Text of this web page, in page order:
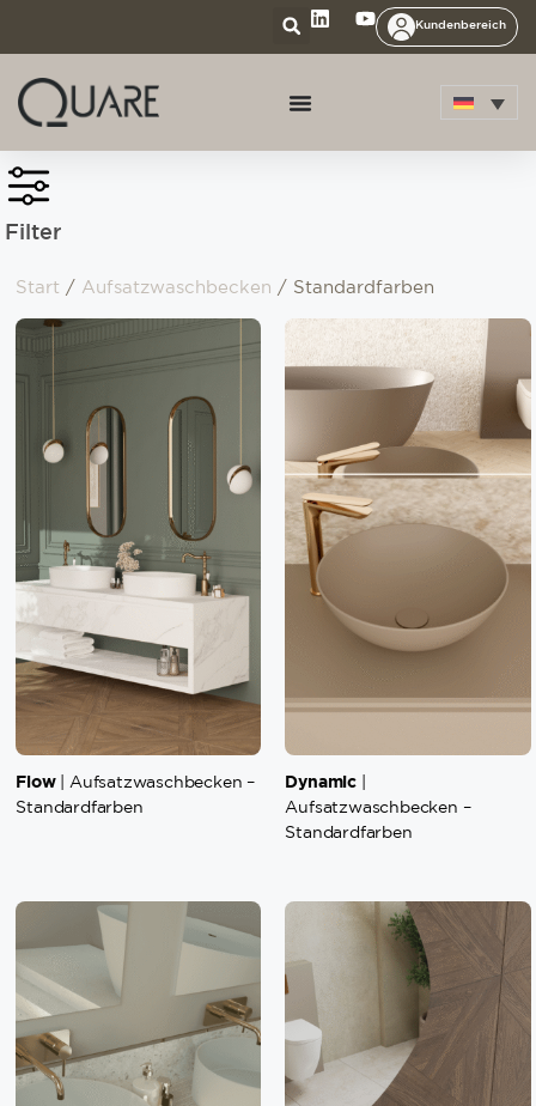
Kundenbereich
Filter
Start / Aufsatzwaschbecken / Standardfarben
Flow| Aufsatzwaschbecken –
Standardfarben
Dynamic
Aufsatzwaschbecken –
Standardfarben